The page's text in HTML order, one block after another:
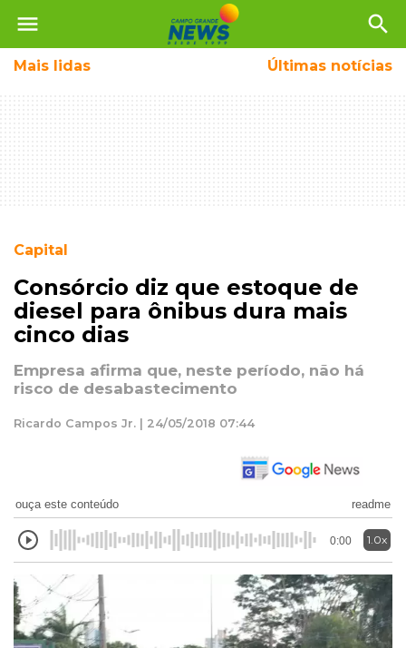
menu search
Mais lidas Últimas notícias
Capital
Consórcio diz que estoque de
diesel para ônibus dura mais
cinco dias
Empresa afirma que, neste período, não há
risco de desabastecimento
Ricardo Campos Jr. | 24/05/2018 07:44
ouça este conteúdo readme
0:00 1.0x